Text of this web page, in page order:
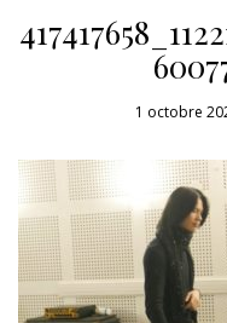
1 octobre